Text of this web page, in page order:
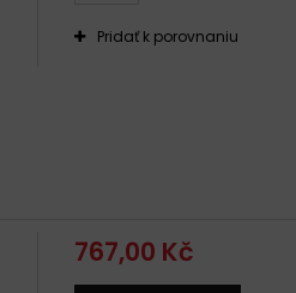
Pridať k porovnaniu
767,00 Kč